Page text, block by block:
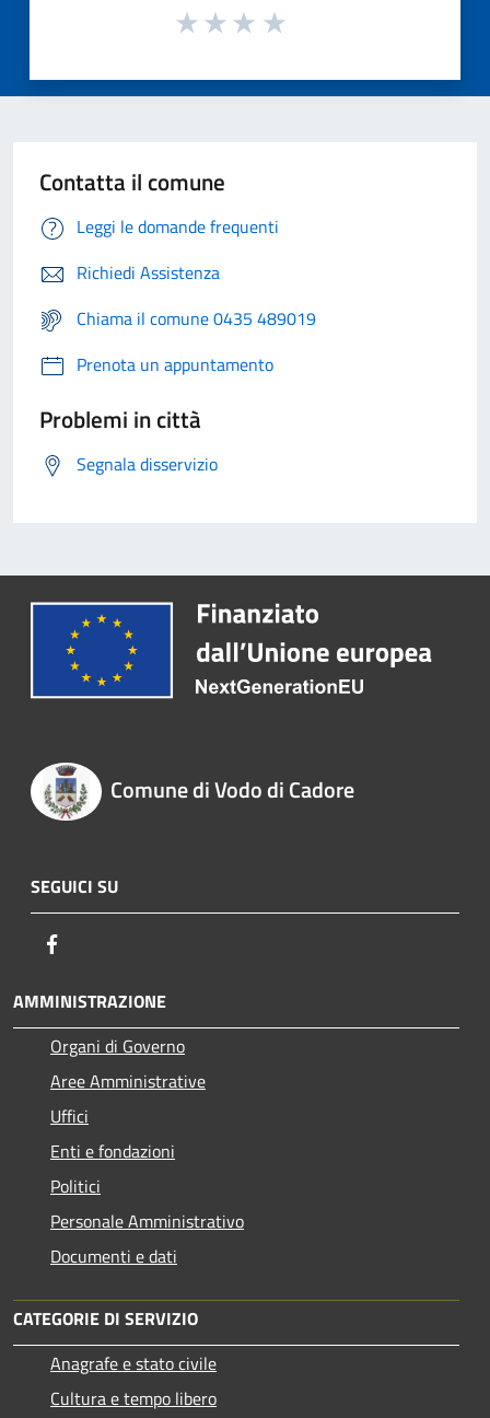
Contatta il comune
Leggi le domande frequenti
Richiedi Assistenza
Chiama il comune 0435 489019
Prenota un appuntamento
Problemi in città
Segnala disservizio
Comune di Vodo di Cadore
SEGUICI SU
AMMINISTRAZIONE
Organi di Governo
Aree Amministrative
Uffici
Enti e fondazioni
Politici
Personale Amministrativo
Documenti e dati
CATEGORIE DI SERVIZIO
Anagrafe e stato civile
Cultura e tempo libero